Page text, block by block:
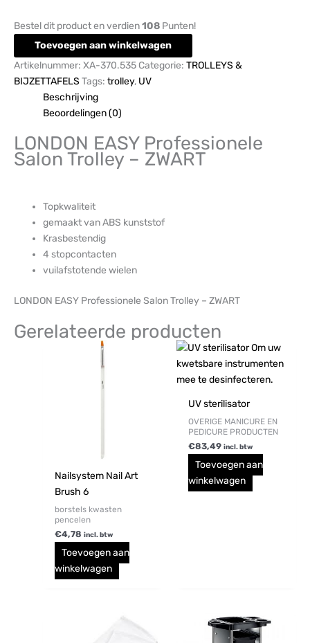
Bestel dit product en verdien108 Punten!
Toevoegen aan winkelwagen
Artikelnummer: XA-370.535 Categorie: TROLLEYS &
BIJZETTAFELS Tags: trolley, UV
Beschrijving
Beoordelingen (0)
LONDON EASY Professionele
Salon Trolley – ZWART
Topkwaliteit
gemaakt van ABS kunststof
Krasbestendig
4 stopcontacten
vuilafstotende wielen
LONDON EASY Professionele Salon Trolley – ZWART
Gerelateerde producten
Nailsystem Nail Art
Brush 6
borstels kwasten
pencelen
€4,78 incl. btw
Toevoegen aan
winkelwagen
UV sterilisator
OVERIGE MANICURE EN
PEDICURE PRODUCTEN
€83,49 incl. btw
Toevoegen aan
winkelwagen